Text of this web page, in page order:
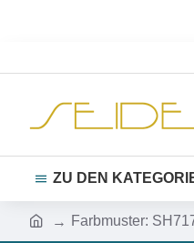
ZU DEN
Farbmuster: